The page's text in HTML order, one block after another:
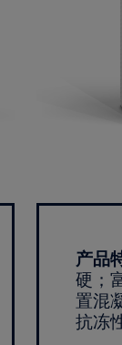
产品
硬；
置混
抗冻